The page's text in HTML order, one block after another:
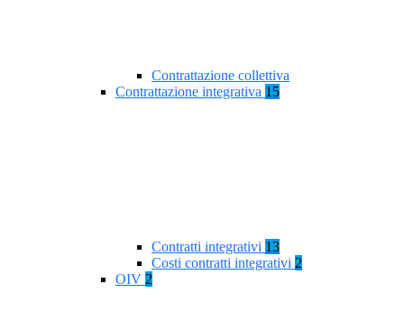
Contrattazione collettiva
Contrattazione integrativa 15
Contratti integrativi 13
Costi contratti integrativi 2
OIV 2